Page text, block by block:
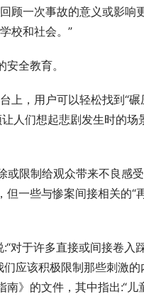
顾一次事故的意义或影响
校和社会。”
全教育。
，用户可以轻松找到“
人们想起悲剧发生时的
或限制给观众带来不良感
一些与惨案间接相关的
对于许多直接或间接卷
应该积极限制那些刺激
》的文件，其中指出:“